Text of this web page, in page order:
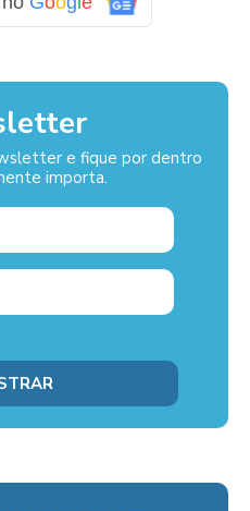
e fique por dentro
importa.